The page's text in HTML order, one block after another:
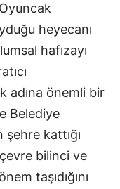
Muğla
Muş
Nevşehir
Niğde
Ordu
heyecanı
hafızayı
adına önemli bir
Belediye
kattığı
bilinci ve
taşıdığını